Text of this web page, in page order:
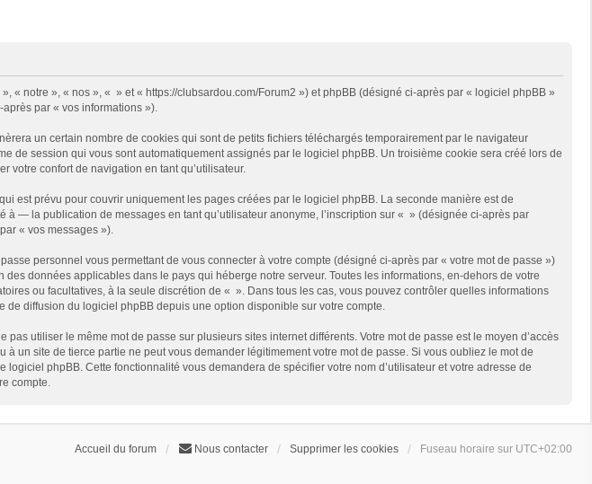
notre », « nos », « » et « https://clubsardou.com/Forum2 ») et phpBB (désigné ci-après par « logiciel phpBB »
par « vos informations »).
un certain nombre de cookies qui sont de petits fichiers téléchargés temporairement par le navigateur
de session qui vous sont automatiquement assignés par le logiciel phpBB. Un troisième cookie sera créé lors de
votre confort de navigation en tant qu’utilisateur.
est prévu pour couvrir uniquement les pages créées par le logiciel phpBB. La seconde manière est de
— la publication de messages en tant qu’utilisateur anonyme, l’inscription sur « » (désignée ci-après par
« vos messages »).
personnel vous permettant de vous connecter à votre compte (désigné ci-après par « votre mot de passe »)
données applicables dans le pays qui héberge notre serveur. Toutes les informations, en-dehors de votre
ou facultatives, à la seule discrétion de « ». Dans tous les cas, vous pouvez contrôler quelles informations
diffusion du logiciel phpBB depuis une option disponible sur votre compte.
utiliser le même mot de passe sur plusieurs sites internet différents. Votre mot de passe est le moyen d’accès
un site de tierce partie ne peut vous demander légitimement votre mot de passe. Si vous oubliez le mot de
phpBB. Cette fonctionnalité vous demandera de spécifier votre nom d’utilisateur et votre adresse de
compte.
Accueil du forum Nous contacter Supprimer les cookies Fuseau horaire sur UTC+02:00